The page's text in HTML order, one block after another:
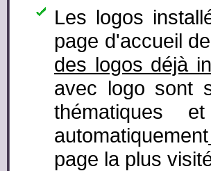
Les logos
page d'accueil
des logos déjà
avec logo sont
thématiques
automatiquement
page la plus